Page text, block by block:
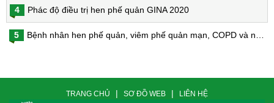
4 Phác độ điều trị hen phế quản GINA 2020
5 Bệnh nhân hen phế quản, viêm phế quản mạn, COPD và nguy cơ nhiễm virus Corona
TRANG CHỦ | SƠ ĐỒ WEB | LIÊN HỆ